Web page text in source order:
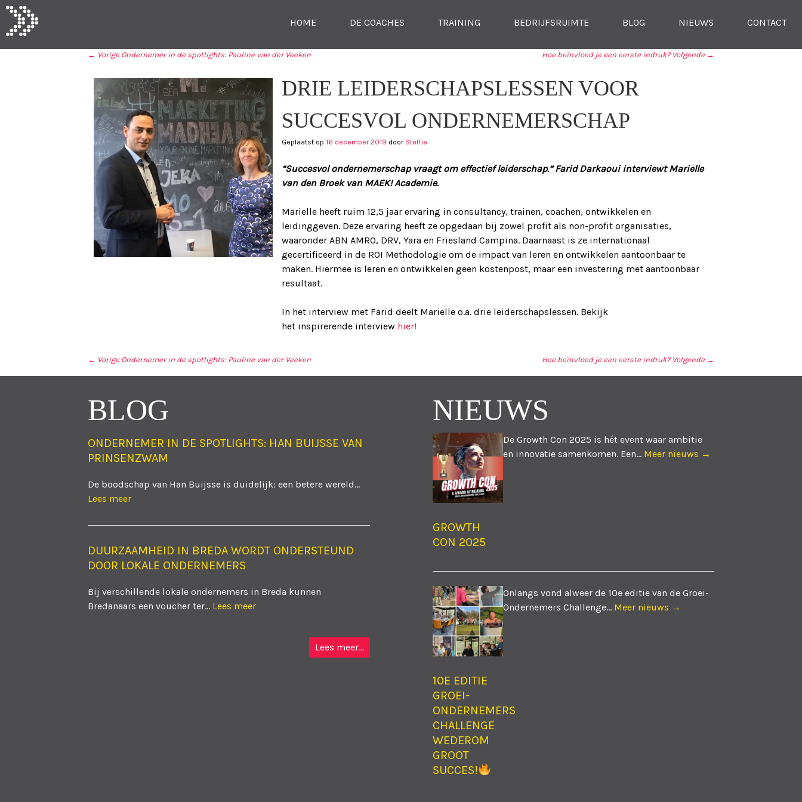
MENU
SKIP NAAR CONTENT
HOME DE COACHES TRAINING BEDRIJFSRUIMTE BLOG NIEUWS CONTACT
BERICHT NAVIGATIE
← Vorige Ondernemer in de spotlights: Pauline van der Veeken Hoe beïnvloed je een eerste indruk? Volgende →
DRIE LEIDERSCHAPSLESSEN VOOR
SUCCESVOL ONDERNEMERSCHAP
Geplaatst op 16 december 2019 door Steffie
“Succesvol ondernemerschap vraagt om effectief leiderschap.” Farid Darkaoui interviewt Marielle
van den Broek van MAEK! Academie.
Marielle heeft ruim 12,5 jaar ervaring in consultancy, trainen, coachen, ontwikkelen en
leidinggeven. Deze ervaring heeft ze opgedaan bij zowel profit als non-profit organisaties,
waaronder ABN AMRO, DRV, Yara en Friesland Campina. Daarnaast is ze internationaal
gecertificeerd in de ROI Methodologie om de impact van leren en ontwikkelen aantoonbaar te
maken. Hiermee is leren en ontwikkelen geen kostenpost, maar een investering met aantoonbaar
resultaat.
In het interview met Farid deelt Marielle o.a. drie leiderschapslessen. Bekijk
het inspirerende interview hier!
BERICHT NAVIGATIE
← Vorige Ondernemer in de spotlights: Pauline van der Veeken Hoe beïnvloed je een eerste indruk? Volgende →
BLOG
ONDERNEMER IN DE SPOTLIGHTS: HAN BUIJSSE VAN
PRINSENZWAM
De boodschap van Han Buijsse is duidelijk: een betere wereld...
Lees meer
DUURZAAMHEID IN BREDA WORDT ONDERSTEUND
DOOR LOKALE ONDERNEMERS
Bij verschillende lokale ondernemers in Breda kunnen
Bredanaars een voucher ter... Lees meer
Lees meer...
NIEUWS
GROWTH
CON 2025
De Growth Con 2025 is hét event waar ambitie
en innovatie samenkomen. Een... Meer nieuws →
10E EDITIE
GROEI-
ONDERNEMERS
CHALLENGE
WEDEROM
GROOT
SUCCES!
Onlangs vond alweer de 10e editie van de Groei-
Ondernemers Challenge... Meer nieuws →